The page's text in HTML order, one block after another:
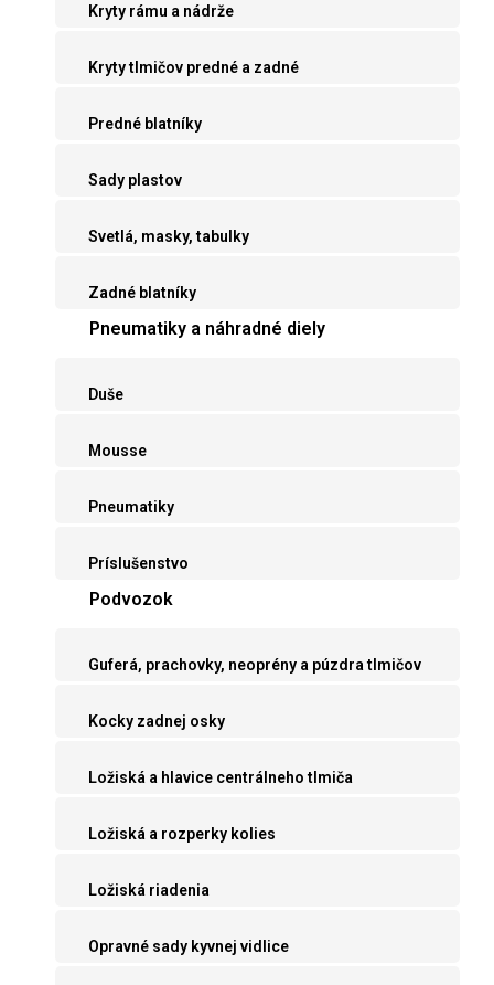
Kryty rámu a nádrže
Kryty tlmičov predné a zadné
Predné blatníky
Sady plastov
Svetlá, masky, tabulky
Zadné blatníky
Pneumatiky a náhradné diely
Duše
Mousse
Pneumatiky
Príslušenstvo
Podvozok
Guferá, prachovky, neoprény a púzdra tlmičov
Kocky zadnej osky
Ložiská a hlavice centrálneho tlmiča
Ložiská a rozperky kolies
Ložiská riadenia
Opravné sady kyvnej vidlice